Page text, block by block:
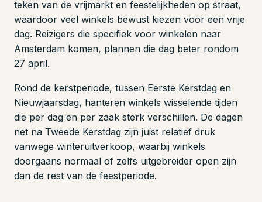
teken van de vrijmarkt en feestelijkheden op straat,
waardoor veel winkels bewust kiezen voor een vrije
dag. Reizigers die specifiek voor winkelen naar
Amsterdam komen, plannen die dag beter rondom
27 april.
Rond de kerstperiode, tussen Eerste Kerstdag en
Nieuwjaarsdag, hanteren winkels wisselende tijden
die per dag en per zaak sterk verschillen. De dagen
net na Tweede Kerstdag zijn juist relatief druk
vanwege winteruitverkoop, waarbij winkels
doorgaans normaal of zelfs uitgebreider open zijn
dan de rest van de feestperiode.